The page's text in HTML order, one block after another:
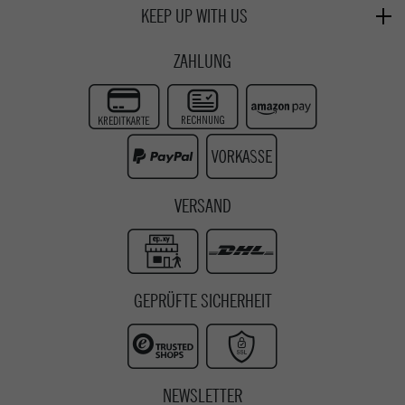
Whatsapp
Kontaktformular
Verleih
Zur Echtheit der Bewertungen
KEEP UP WITH US
Instagram
Youtube
ZAHLUNG
VERSAND
GEPRÜFTE SICHERHEIT
NEWSLETTER